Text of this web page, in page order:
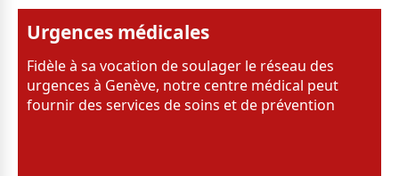
Urgences médicales
Fidèle à sa vocation de soulager le réseau des
urgences à Genève, notre centre médical peut
fournir des services de soins et de prévention